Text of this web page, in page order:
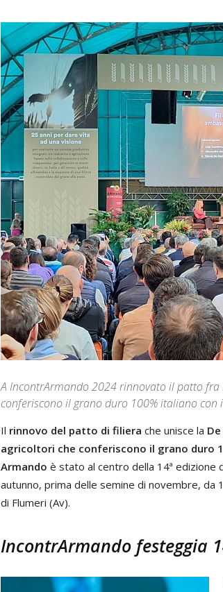
A IncontrArmando 2024 rinnovato il patto
conferiscono il grano duro 100% italiano
Il rinnovo del patto di filiera che unisce la
agricoltori che conferiscono il grano duro
Armando è stato al centro della 14ª edizione
autunno, prima delle semine di novembre, da
di Flumeri (Av).
IncontrArmando festeggia